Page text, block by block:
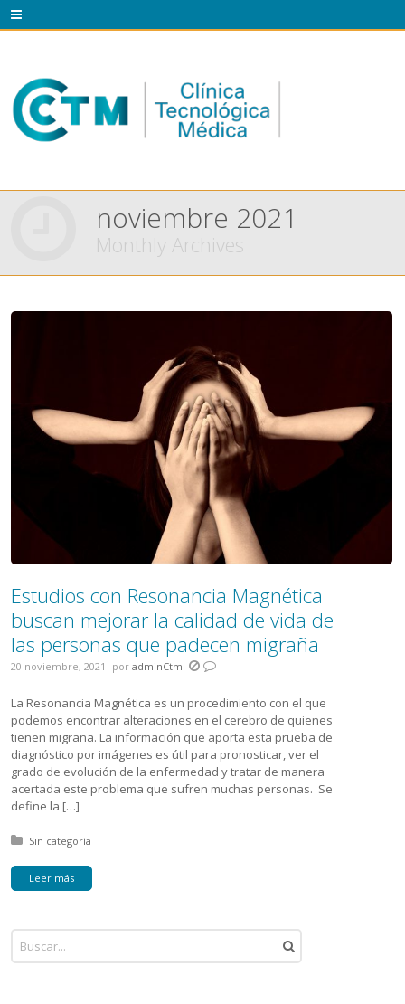
noviembre 2021
Monthly Archives
Estudios con Resonancia Magnética
buscan mejorar la calidad de vida de
las personas que padecen migraña
20 noviembre, 2021 por adminCtm
La Resonancia Magnética es un procedimiento con el que
podemos encontrar alteraciones en el cerebro de quienes
tienen migraña. La información que aporta esta prueba de
diagnóstico por imágenes es útil para pronosticar, ver el
grado de evolución de la enfermedad y tratar de manera
acertada este problema que sufren muchas personas. Se
define la […]
Posted in:
Sin categoría
Leer más